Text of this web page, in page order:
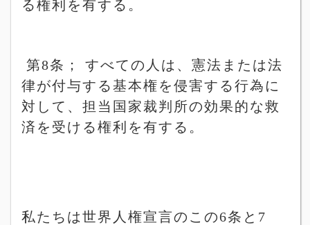
る権利を有する。
第8条；
すべての人は、憲法または法
律が付与する基本権を侵害する行為に
対して、担当国家裁判所の効果的な救
済を受ける権利を有する。
私たちは世界人権宣言のこの6条と 7